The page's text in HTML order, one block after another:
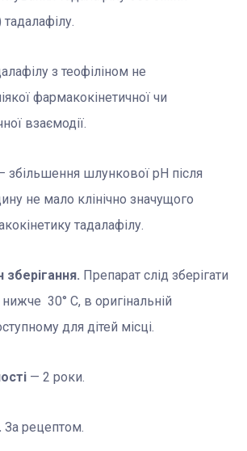
тадалафілу.
з теофіліном не
фармакокінетичної чи
взаємодії.
збільшення шлункової рН після
не мало клінічно значущого
тадалафілу.
зберігання. Препарат слід зберігати
30° С, в оригінальній
для дітей місці.
— 2 роки.
За рецептом.